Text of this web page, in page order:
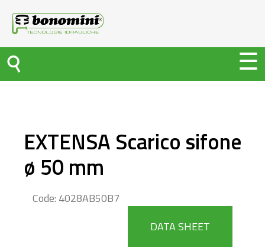
EXTENSA Scarico sifone
ø 50 mm
Code: 4028AB50B7
DATA SHEET